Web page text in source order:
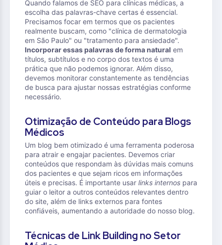
Quando falamos de SEO para clínicas médicas, a
escolha das palavras-chave certas é essencial.
Precisamos focar em termos que os pacientes
realmente buscam, como "clínica de dermatologia
em São Paulo" ou "tratamento para ansiedade".
Incorporar essas palavras de forma natural em
títulos, subtítulos e no corpo dos textos é uma
prática que não podemos ignorar. Além disso,
devemos monitorar constantemente as tendências
de busca para ajustar nossas estratégias conforme
necessário.
Otimização de Conteúdo para Blogs
Médicos
Um blog bem otimizado é uma ferramenta poderosa
para atrair e engajar pacientes. Devemos criar
conteúdos que respondam às dúvidas mais comuns
dos pacientes e que sejam ricos em informações
úteis e precisas. É importante usar links internos para
guiar o leitor a outros conteúdos relevantes dentro
do site, além de links externos para fontes
confiáveis, aumentando a autoridade do nosso blog.
Técnicas de Link Building no Setor